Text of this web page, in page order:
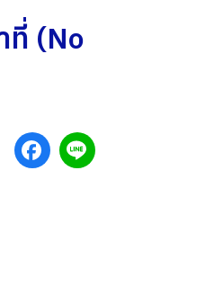
ที่ (No